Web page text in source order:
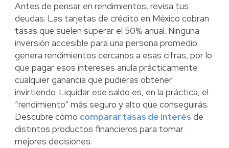
Antes de pensar en rendimientos, revisa tus
deudas. Las tarjetas de crédito en México cobran
tasas que suelen superar el 50% anual. Ninguna
inversión accesible para una persona promedio
genera rendimientos cercanos a esas cifras, por lo
que pagar esos intereses anula prácticamente
cualquier ganancia que pudieras obtener
invirtiendo. Liquidar ese saldo es, en la práctica, el
“rendimiento” más seguro y alto que conseguirás.
Descubre cómo comparar tasas de interés de
distintos productos financieros para tomar
mejores decisiones.